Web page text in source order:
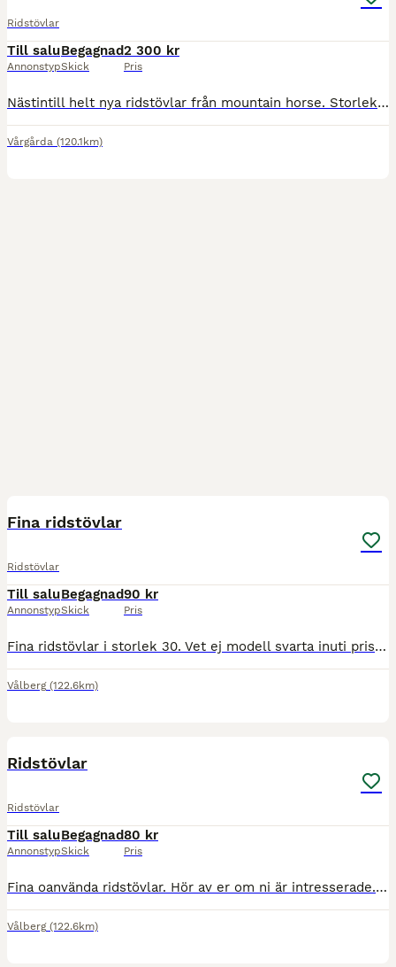
Ridstövlar
Till salu
Annonstyp
Begagnad
Skick
2 300 kr
Pris
Nästintill helt nya ridstövlar från mountain horse. Storlek 38, stövelskaft regular/regular i färgen brun. Inget slitage
Vårgårda (120.1km)
Fina ridstövlar
Ridstövlar
Till salu
Annonstyp
Begagnad
Skick
90 kr
Pris
Fina ridstövlar i storlek 30. Vet ej modell svarta inuti priset är diskuterarbart .vänligen hör av er vid frågor
Vålberg (122.6km)
Ridstövlar
Ridstövlar
Till salu
Annonstyp
Begagnad
Skick
80 kr
Pris
Fina oanvända ridstövlar. Hör av er om ni är intresserade. Priset är diskuterarbart. Storlek 36 och blåa inuti
Vålberg (122.6km)